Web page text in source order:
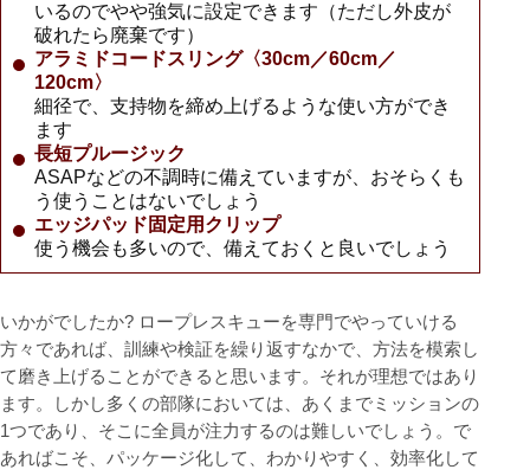
いるのでやや強気に設定できます（ただし外皮が
破れたら廃棄です）
アラミドコードスリング〈30cm／60cm／
120cm〉
細径で、支持物を締め上げるような使い方ができ
ます
長短プルージック
ASAPなどの不調時に備えていますが、おそらくも
う使うことはないでしょう
エッジパッド固定用クリップ
使う機会も多いので、備えておくと良いでしょう
いかがでしたか? ロープレスキューを専門でやっていける
方々であれば、訓練や検証を繰り返すなかで、方法を模索し
て磨き上げることができると思います。それが理想ではあり
ます。しかし多くの部隊においては、あくまでミッションの
1つであり、そこに全員が注力するのは難しいでしょう。で
あればこそ、パッケージ化して、わかりやすく、効率化して